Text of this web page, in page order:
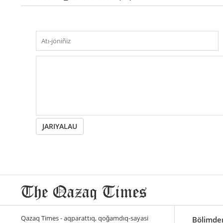
JARIYALAU
Qazaq Times - aqparattıq, qoğamdıq-sayasi